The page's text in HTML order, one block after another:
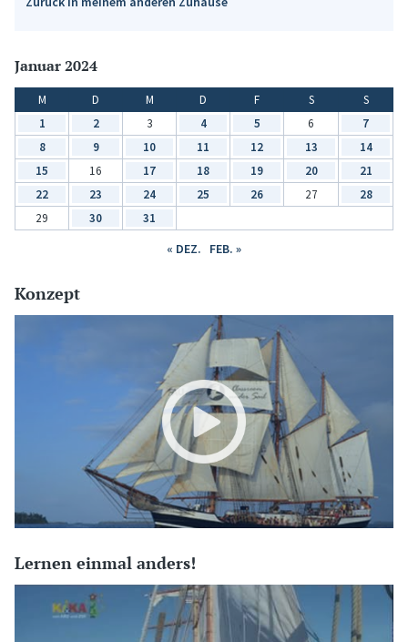
Januar 2024
M D M D F S
S
1
2 3 4 5 6
7
8
9 10 11 12 13
14
15
16 17 18 19 20
21
22
23 24 25 26 27
28
29
30 31
« DEZ. FEB. »
Konzept
Lernen einmal anders!